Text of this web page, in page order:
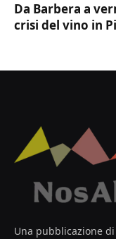
Da Barbera a
crisi del vino in
Una pubblicazione di